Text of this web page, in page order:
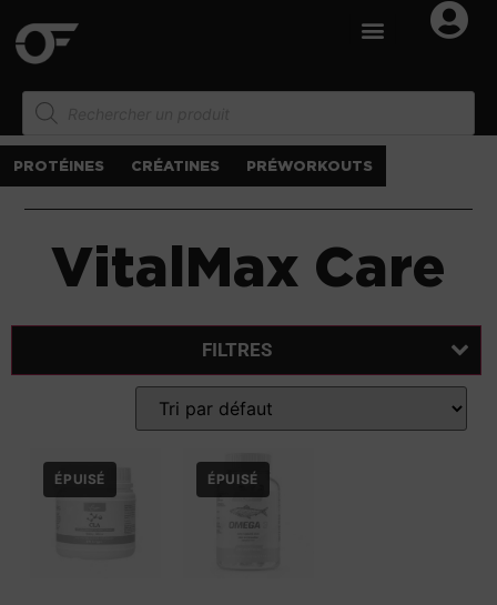
PROTÉINES CRÉATINES PRÉWORKOUTS
VitalMax Care
FILTRES